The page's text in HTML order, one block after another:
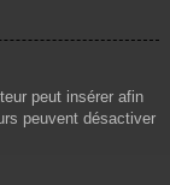
peut insérer afin
peuvent désactiver